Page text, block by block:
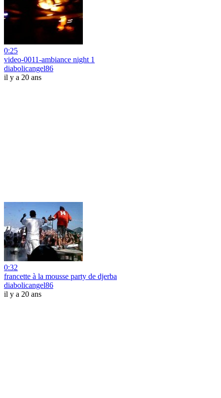
0:25
video-0011-ambiance night 1
diabolicangel86
il y a 20 ans
0:32
francette à la mousse party de djerba
diabolicangel86
il y a 20 ans